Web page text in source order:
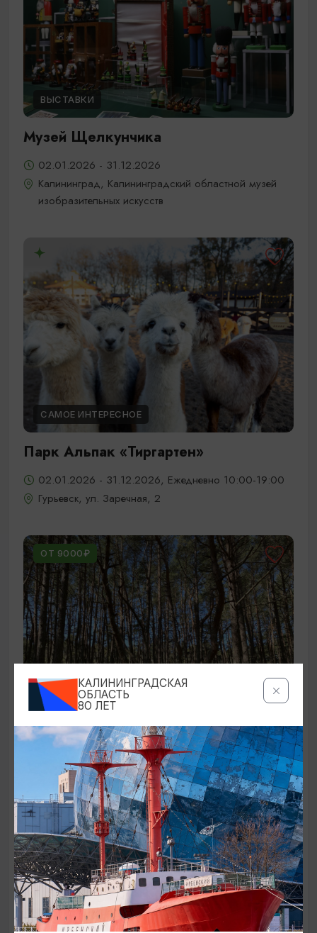
ВЫСТАВКИ
Музей Щелкунчика
02.01.2026 - 31.12.2026
Калининград, Калининградский областной музей
изобразительных искусств
САМОЕ ИНТЕРЕСНОЕ
Парк Альпак «Тиргартен»
02.01.2026 - 31.12.2026, Ежедневно 10:00-19:00
Гурьевск, ул. Заречная, 2
ОТ 9000₽
ЭКСКУРСИИ УЧРЕЖДЕНИЙ КУЛЬТУРЫ
Аудиоспектакль «Истории Куршской
косы»
01.02.2026 - 31.12.2026, 13:00
Куршская коса
ОТ 2500₽
КАЛИНИНГРАДСКАЯ
ОБЛАСТЬ
80 ЛЕТ